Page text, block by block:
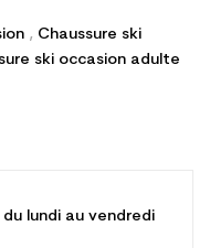
, Chaussure ski
ski occasion adulte
lundi au vendredi